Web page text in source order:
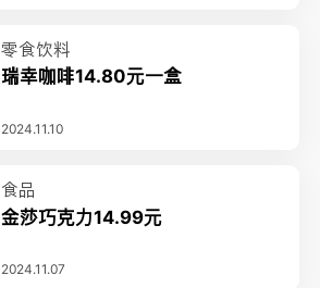
零食饮料
瑞幸咖啡14.80元一盒
2024.11.10
食品
金莎巧克力14.99元
2024.11.07